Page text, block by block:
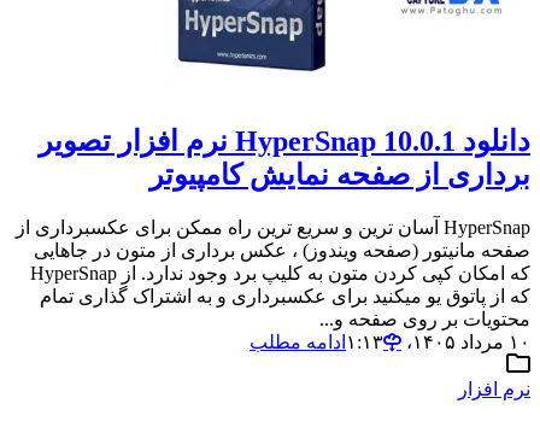
دانلود HyperSnap 10.0.1 نرم افزار تصویر
برداری از صفحه نمایش کامپیوتر
HyperSnap آسان ترین و سریع ترین راه ممکن برای عکسبرداری از
صفحه مانیتور (صفحه ویندوز) ، عکس برداری از متون در جاهایی
که امکان کپی کردن متون به کلیپ برد وجود ندارد. از HyperSnap
که از پاتوق یو میکنید برای عکسبرداری و به اشتراک گذاری تمام
محتویات بر روی صفحه و...
۱۰ مرداد ۱۴۰۵،‏ ۱:۱۳
ادامه مطلب
نرم افزار